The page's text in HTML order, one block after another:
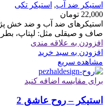
استیکر ضد آب, استیکر تکی
22,000 تومان
استیکرهای ضد آب و ضد خش
صاف و صیقلی مثل: لپتاپ،
افزودن به علاقه مندی
افزودن به سبد خرید
مشاهده سریع
برای مقایسه اضافه کنید
استیکر – روح عاشق 2